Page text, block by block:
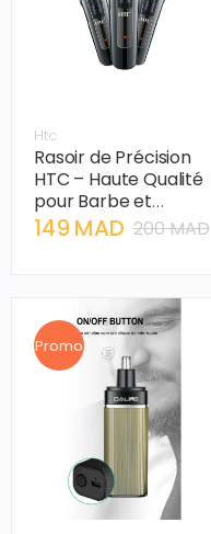
Htc
Rasoir de Précision
HTC – Haute Qualité
pour Barbe et
Finitions
149 MAD 200 MAD
Promo